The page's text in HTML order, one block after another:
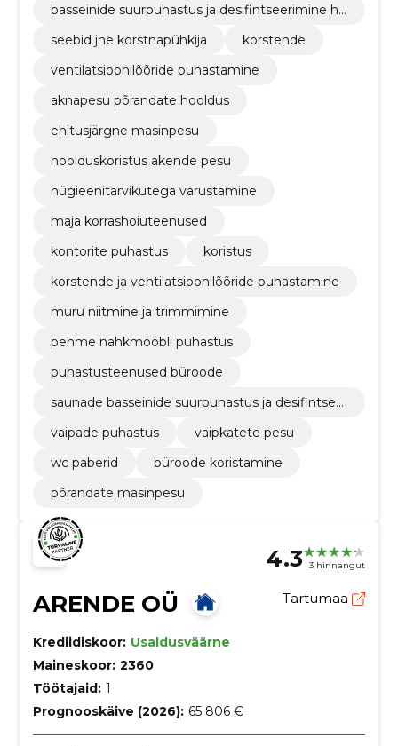
basseinide suurpuhastus ja desifintseerimine hü
seebid jne korstnapühkija
korstende
ventilatsioonilõõride puhastamine
aknapesu põrandate hooldus
ehitusjärgne masinpesu
hoolduskoristus akende pesu
hügieenitarvikutega varustamine
maja korrashoiuteenused
kontorite puhastus
koristus
korstende ja ventilatsioonilõõride puhastamine
muru niitmine ja trimmimine
pehme nahkmööbli puhastus
puhastusteenused büroode
saunade basseinide suurpuhastus ja desifintsee
vaipade puhastus
vaipkatete pesu
wc paberid
büroode koristamine
põrandate masinpesu
4.3 3 hinnangut
ARENDE OÜ Tartumaa
Krediidiskoor: Usaldusväärne
Maineskoor: 2360
Töötajaid: 1
Prognooskäive (2026): 65 806 €